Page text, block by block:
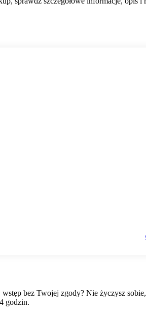
bez Twojej zgody? Nie życzysz
godzin.